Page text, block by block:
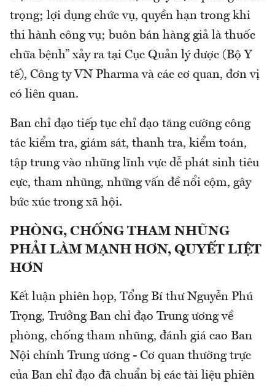
trọng; lợi dụng chức vụ, quyền hạn trong khi
thi hành công vụ; buôn bán hàng giả là thuốc
chữa bệnh” xảy ra tại Cục Quản lý dược (Bộ Y
tế), Công ty VN Pharma và các cơ quan, đơn vị
có liên quan.
Ban chỉ đạo tiếp tục chỉ đạo tăng cường công
tác kiểm tra, giám sát, thanh tra, kiểm toán,
tập trung vào những lĩnh vực dễ phát sinh tiêu
cực, tham nhũng, những vấn đề nổi cộm, gây
bức xúc trong xã hội.
PHÒNG, CHỐNG THAM NHŨNG
PHẢI LÀM MẠNH HƠN, QUYẾT LIỆT
HƠN
Kết luận phiên họp, Tổng Bí thư Nguyễn Phú
Trọng, Trưởng Ban chỉ đạo Trung ương về
phòng, chống tham nhũng, đánh giá cao Ban
Nội chính Trung ương - Cơ quan thường trực
của Ban chỉ đạo đã chuẩn bị các tài liệu phiên